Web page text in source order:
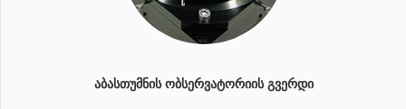
ᲐᲑᲐᲡᲗᲣᲛᲜᲘᲡ ᲝᲑᲡᲔᲠᲕᲐᲢᲝᲠᲘᲘᲡ ᲒᲕᲔᲠᲓᲘ